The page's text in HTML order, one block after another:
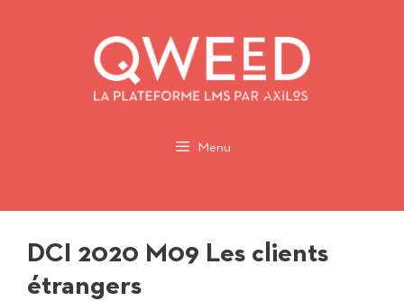
Menu
DCI 2020 M09 Les clients
étrangers